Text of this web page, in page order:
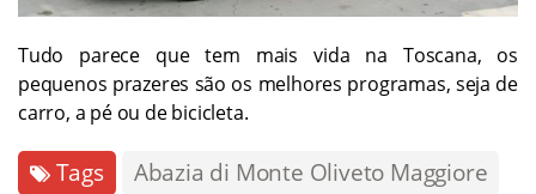
Tudo parece que tem mais vida na Toscana, os
pequenos prazeres são os melhores programas, seja de
carro, a pé ou de bicicleta.
Tags
Abazia di Monte Oliveto Maggiore